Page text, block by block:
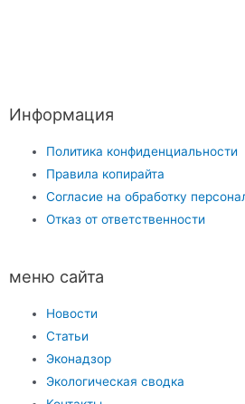
Информация
Политика конфиденциальности
Правила копирайта
Согласие на обработку
Отказ от ответственности
меню сайта
Новости
Статьи
Эконадзор
Экологическая сводка